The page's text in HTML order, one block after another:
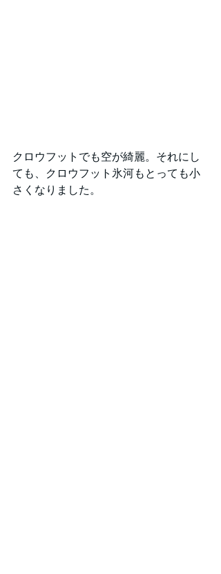
クロウフットでも空が綺麗。それにし
ても、クロウフット氷河もとっても小
さくなりました。